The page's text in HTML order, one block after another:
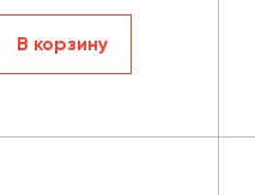
В корзину